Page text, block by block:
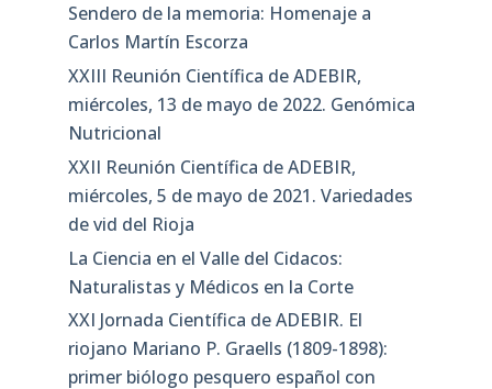
Sendero de la memoria: Homenaje a
Carlos Martín Escorza
XXIII Reunión Científica de ADEBIR,
miércoles, 13 de mayo de 2022. Genómica
Nutricional
XXII Reunión Científica de ADEBIR,
miércoles, 5 de mayo de 2021. Variedades
de vid del Rioja
La Ciencia en el Valle del Cidacos:
Naturalistas y Médicos en la Corte
XXI Jornada Científica de ADEBIR. El
riojano Mariano P. Graells (1809-1898):
primer biólogo pesquero español con